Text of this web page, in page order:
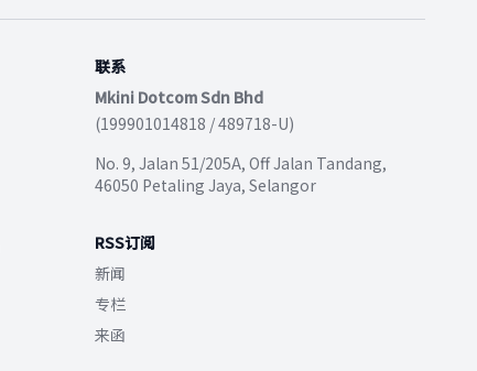
联系
Mkini Dotcom Sdn Bhd
(199901014818 / 489718-U)
No. 9, Jalan 51/205A, Off Jalan Tandang,
46050 Petaling Jaya, Selangor
RSS订阅
新闻
专栏
来函